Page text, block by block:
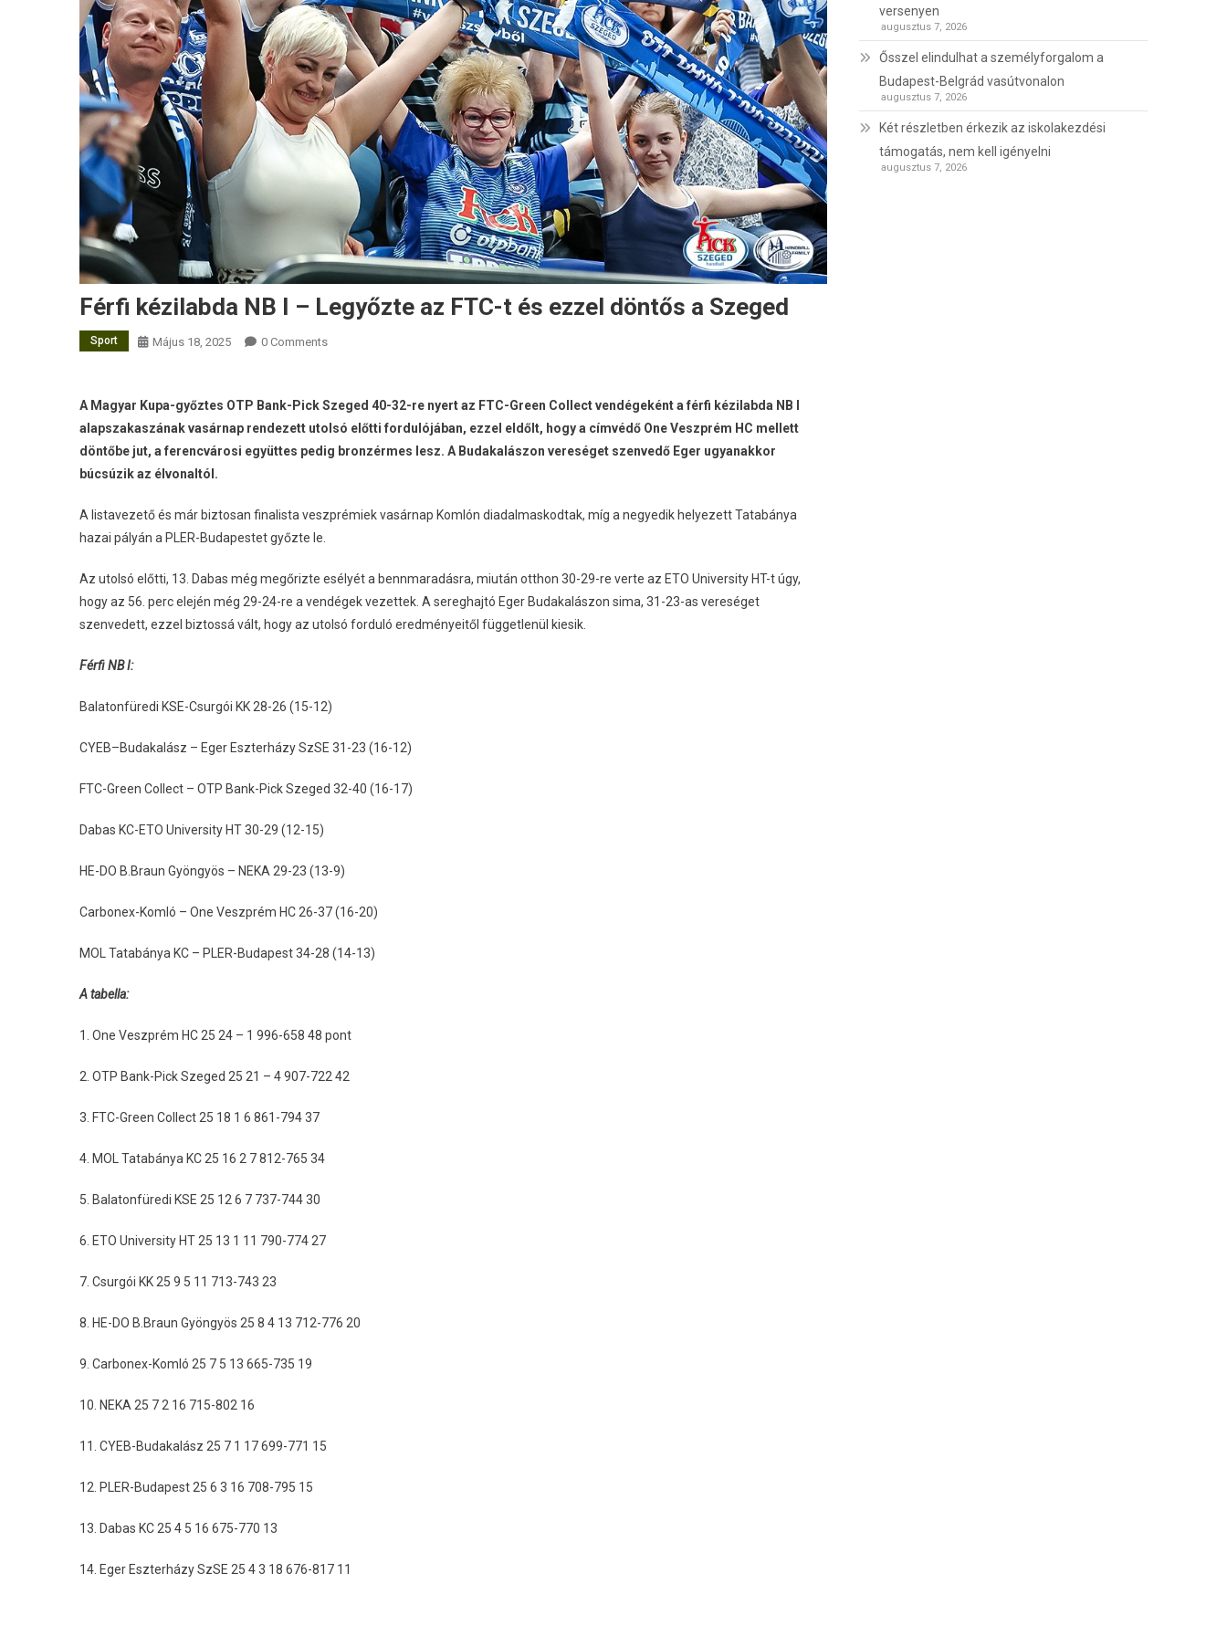
Férfi kézilabda NB I – Legyőzte az FTC-t és ezzel döntős a Szeged
Sport Május 18, 2025 0 Comments
A Magyar Kupa-győztes OTP Bank-Pick Szeged 40-32-re nyert az FTC-Green Collect vendégeként a férfi kézilabda NB I
alapszakaszának vasárnap rendezett utolsó előtti fordulójában, ezzel eldőlt, hogy a címvédő One Veszprém HC mellett
döntőbe jut, a ferencvárosi együttes pedig bronzérmes lesz. A Budakalászon vereséget szenvedő Eger ugyanakkor
búcsúzik az élvonaltól.
A listavezető és már biztosan finalista veszprémiek vasárnap Komlón diadalmaskodtak, míg a negyedik helyezett Tatabánya
hazai pályán a PLER-Budapestet győzte le.
Az utolsó előtti, 13. Dabas még megőrizte esélyét a bennmaradásra, miután otthon 30-29-re verte az ETO University HT-t úgy,
hogy az 56. perc elején még 29-24-re a vendégek vezettek. A sereghajtó Eger Budakalászon sima, 31-23-as vereséget
szenvedett, ezzel biztossá vált, hogy az utolsó forduló eredményeitől függetlenül kiesik.
Férfi NB I:
Balatonfüredi KSE-Csurgói KK 28-26 (15-12)
CYEB–Budakalász – Eger Eszterházy SzSE 31-23 (16-12)
FTC-Green Collect – OTP Bank-Pick Szeged 32-40 (16-17)
Dabas KC-ETO University HT 30-29 (12-15)
HE-DO B.Braun Gyöngyös – NEKA 29-23 (13-9)
Carbonex-Komló – One Veszprém HC 26-37 (16-20)
MOL Tatabánya KC – PLER-Budapest 34-28 (14-13)
A tabella:
1. One Veszprém HC 25 24 – 1 996-658 48 pont
2. OTP Bank-Pick Szeged 25 21 – 4 907-722 42
3. FTC-Green Collect 25 18 1 6 861-794 37
4. MOL Tatabánya KC 25 16 2 7 812-765 34
5. Balatonfüredi KSE 25 12 6 7 737-744 30
6. ETO University HT 25 13 1 11 790-774 27
7. Csurgói KK 25 9 5 11 713-743 23
8. HE-DO B.Braun Gyöngyös 25 8 4 13 712-776 20
9. Carbonex-Komló 25 7 5 13 665-735 19
10. NEKA 25 7 2 16 715-802 16
11. CYEB-Budakalász 25 7 1 17 699-771 15
12. PLER-Budapest 25 6 3 16 708-795 15
13. Dabas KC 25 4 5 16 675-770 13
14. Eger Eszterházy SzSE 25 4 3 18 676-817 11
versenyen
augusztus 7, 2026
Ősszel elindulhat a személyforgalom a
Budapest-Belgrád vasútvonalon
augusztus 7, 2026
Két részletben érkezik az iskolakezdési
támogatás, nem kell igényelni
augusztus 7, 2026